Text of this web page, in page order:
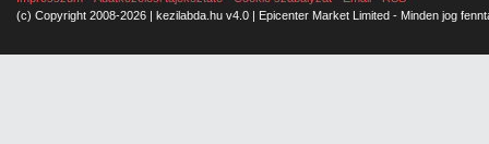
(c) Copyright 2008-2026 | kezilabda.hu v4.0 | Epicenter Market Limited - Minden jog